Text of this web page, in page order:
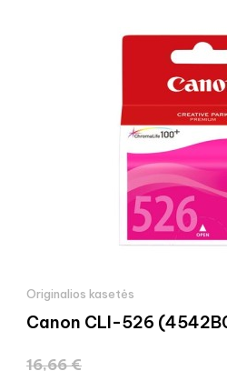
Originalios kasetės
Canon CLI-526
16,66 €